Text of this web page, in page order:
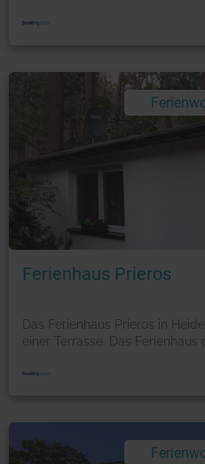
Ferienhaus Prieros
Das Ferienhaus Prieros in
einer Terrasse. Das